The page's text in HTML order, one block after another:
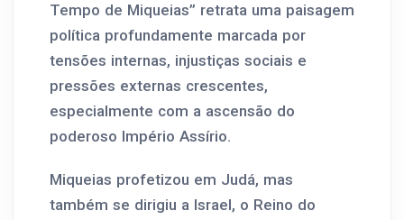
Tempo de Miqueias” retrata uma paisagem
política profundamente marcada por
tensões internas, injustiças sociais e
pressões externas crescentes,
especialmente com a ascensão do
poderoso Império Assírio.
Miqueias profetizou em Judá, mas
também se dirigiu a Israel, o Reino do